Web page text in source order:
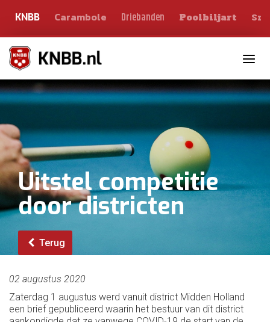
KNBB Carambole Driebanden Poolbiljart
Uitstel competitie
door districten
Terug
02 augustus 2020
Zaterdag 1 augustus werd vanuit district Midden Holland
een brief gepubliceerd waarin het bestuur van dit district